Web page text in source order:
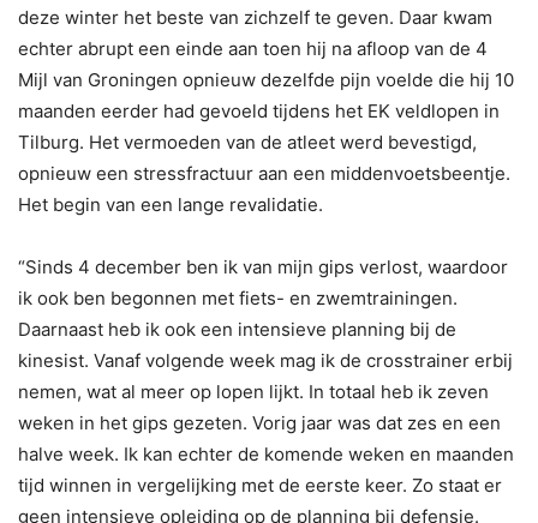
deze winter het beste van zichzelf te geven. Daar kwam
echter abrupt een einde aan toen hij na afloop van de 4
Mijl van Groningen opnieuw dezelfde pijn voelde die hij 10
maanden eerder had gevoeld tijdens het EK veldlopen in
Tilburg. Het vermoeden van de atleet werd bevestigd,
opnieuw een stressfractuur aan een middenvoetsbeentje.
Het begin van een lange revalidatie.
“Sinds 4 december ben ik van mijn gips verlost, waardoor
ik ook ben begonnen met fiets- en zwemtrainingen.
Daarnaast heb ik ook een intensieve planning bij de
kinesist. Vanaf volgende week mag ik de crosstrainer erbij
nemen, wat al meer op lopen lijkt. In totaal heb ik zeven
weken in het gips gezeten. Vorig jaar was dat zes en een
halve week. Ik kan echter de komende weken en maanden
tijd winnen in vergelijking met de eerste keer. Zo staat er
geen intensieve opleiding op de planning bij defensie.